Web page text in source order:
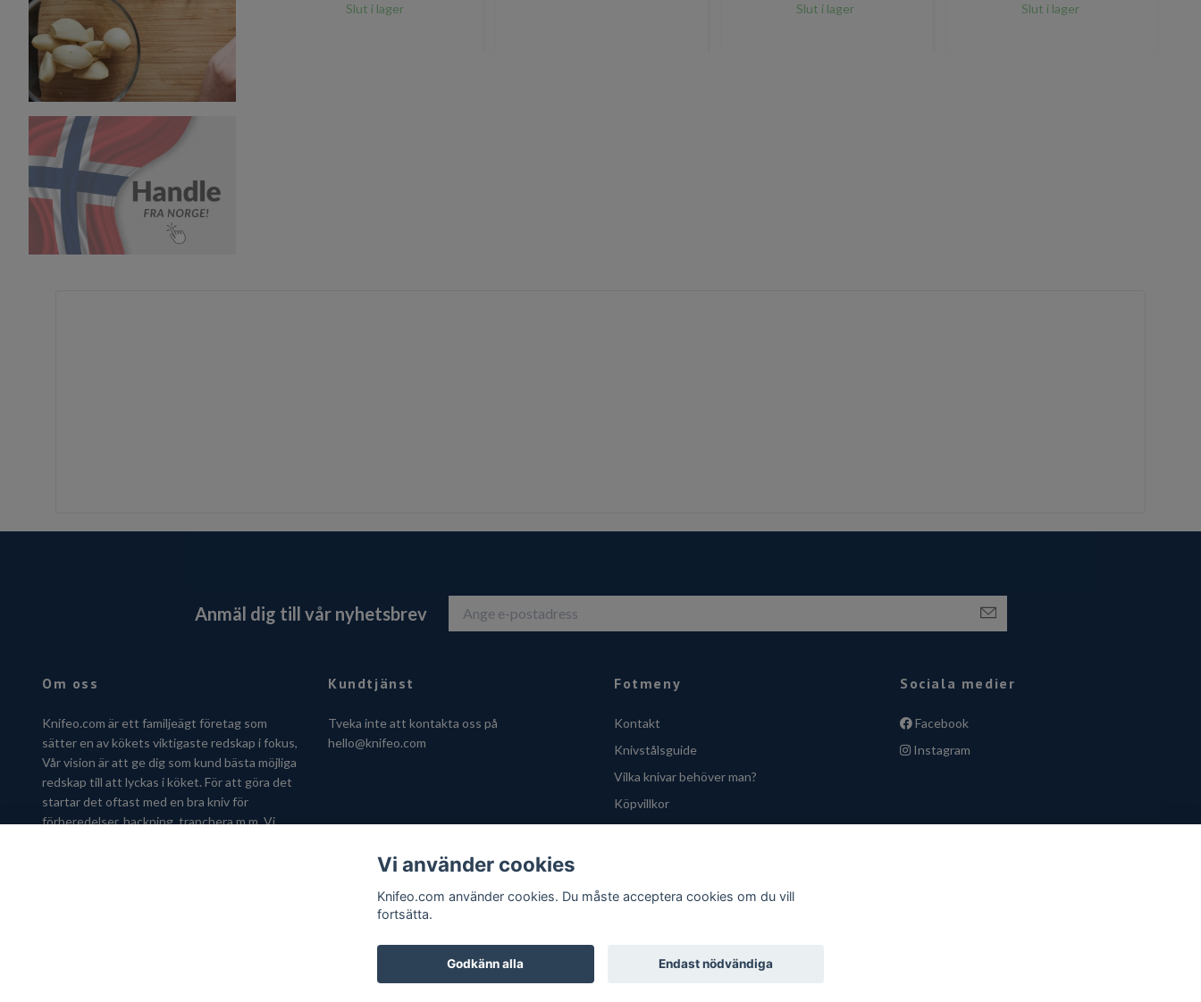
Slut i lager Slut i lager Slut i lager
Anmäl dig till vår nyhetsbrev
Om oss
Knifeo.com är ett familjeägt företag som
sätter en av kökets viktigaste redskap i fokus,
Vår vision är att ge dig som kund bästa möjliga
redskap till att lyckas i köket. För att göra det
startar det oftast med en bra kniv för
förberedelser, hackning, tranchera m.m. Vi
Kundtjänst
Tveka inte att kontakta oss på
hello@knifeo.com
Fotmeny
Kontakt
Knivstålsguide
Vilka knivar behöver man?
Köpvillkor
Sociala medier
Facebook
Instagram
Vi använder cookies
Knifeo.com använder cookies. Du måste acceptera cookies om du vill
fortsätta.
Godkänn alla Endast nödvändiga